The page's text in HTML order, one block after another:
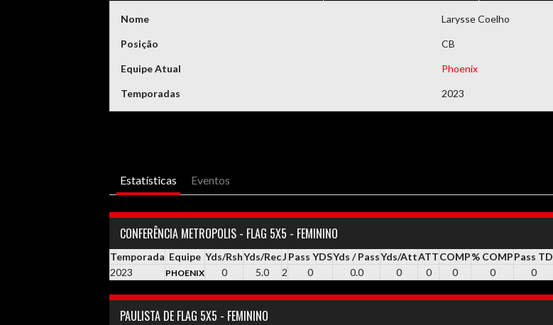
DEMAIS DOCUMENTOS
Nome Larysse Coelho
Posição CB
Equipe Atual Phoenix
Temporadas 2023
Estatísticas Eventos
CONFERÊNCIA METROPOLIS - FLAG 5X5 - FEMININO
Temporada Equipe Yds/RshYds/RecJ Pass YDSYds / PassYds/AttATTCOMP% COMPPass TD
2023
PHOENIX 0 5.0 2 0 0.0 0 0 0 0 0
PAULISTA DE FLAG 5X5 - FEMININO